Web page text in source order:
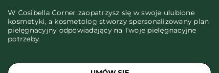
W Cosibella Corner zaopatrzysz się w swoje ulubione
kosmetyki, a kosmetolog stworzy spersonalizowany plan
pielęgnacyjny odpowiadający na Twoje pielęgnacyjne
potrzeby.